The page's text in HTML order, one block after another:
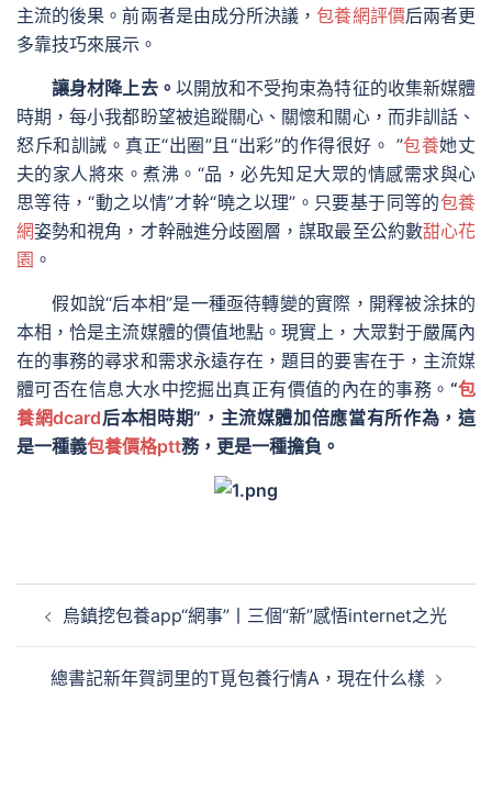
主流的後果。前兩者是由成分所決議，包養網評價后兩者更
多靠技巧來展示。
讓身材降上去。 以開放和不受拘束為特征的收集新媒體
時期，每小我都盼望被追蹤關心、關懷和關心，而非訓話、
怒斥和訓誡。真正“出圈”且“出彩”的作得很好。 ”包養她丈
夫的家人將來。煮沸。“品，必先知足大眾的情感需求與心
思等待，“動之以情”才幹“曉之以理”。只要基于同等的包養
網姿勢和視角，才幹融進分歧圈層，謀取最至公約數甜心花
園 。
假如說“后本相”是一種亟待轉變的實際，開釋被涂抹的
本相，恰是主流媒體的價值地點。現實上，大眾對于嚴厲內
在的事務的尋求和需求永遠存在，題目的要害在于，主流媒
體可否在信息大水中挖掘出真正有價值的內在的事務。 “包
養網dcard后本相時期”，主流媒體加倍應當有所作為，這
是一種義包養價格ptt務，更是一種擔負。
烏鎮挖包養app“網事”丨三個“新”感悟internet之光
總書記新年賀詞里的T覓包養行情A，現在什么樣